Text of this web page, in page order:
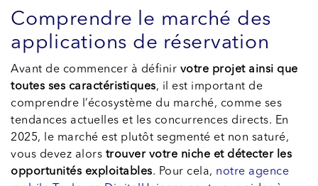
Comprendre le marché des
applications de réservation
Avant de commencer à définir votre projet ainsi que
toutes ses caractéristiques, il est important de
comprendre l’écosystème du marché, comme ses
tendances actuelles et les concurrences directs. En
2025, le marché est plutôt segmenté et non saturé,
vous devez alors trouver votre niche et détecter les
opportunités exploitables. Pour cela, notre agence